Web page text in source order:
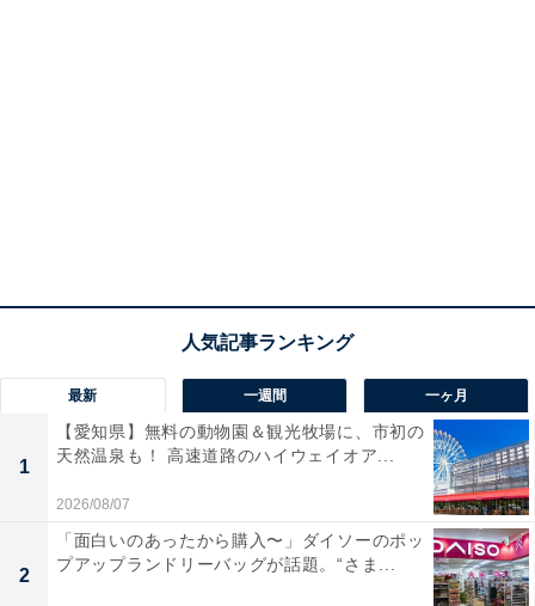
最新 一週間 一ヶ月
1
【愛知県】無料の動物園＆観光牧場に、市初の
天然温泉も！ 高速道路のハイウェイオア...
2026/08/07
2
「面白いのあったから購入〜」ダイソーのポッ
プアップランドリーバッグが話題。“さま...